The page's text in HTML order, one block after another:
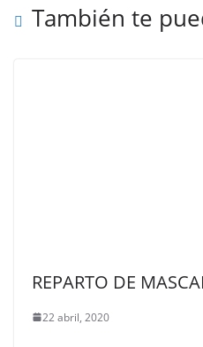
También te
REPARTO DE
22 abril, 2020